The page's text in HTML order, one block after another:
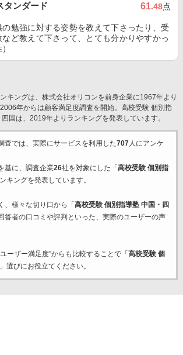
タンダード 61.48点
勉強に対する姿勢を教えて下さったり、受
ど教えて下さって、とても分かりやすかっ
キングは、株式会社オリコンを前身企業に1967年より
年からは顧客満足度調査を開始。高校受験 個別指
国は、2019年よりランキングを発表しています。
査では、実際にサービスを利用した707人にアンケ
基に、調査企業26社を対象にした「 高校受験 個別指
キングを発表しています。
、様々な切り口から「 高校受験 個別指導塾 中国・四
答者の口コミや評判といった、実際のユーザーの声
ーザー満足度”からも比較することで「 高校受験 個
」選びにお役立てください。